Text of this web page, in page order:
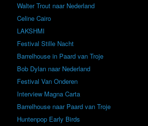
Walter Trout naar Nederland
Celine Cairo
LAKSHMI
Festival Stille Nacht
Barrelhouse in Paard van Troje
Bob Dylan naar Nederland
Festival Van Onderen
Interview Magna Carta
Barrelhouse naar Paard van Troje
Huntenpop Early Birds